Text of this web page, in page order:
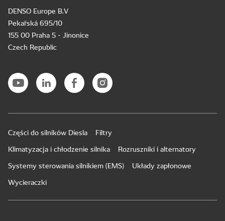
DENSO Europe B.V
Pekařská 695/10
155 00 Praha 5 - Jinonice
Czech Republic
Części do silników Diesla
Filtry
Klimatyzacja i chłodzenie silnika
Rozruszniki i alternatory
Systemy sterowania silnikiem (EMS)
Układy zapłonowe
Wycieraczki